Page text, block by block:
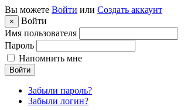
Вы можете Войти или Создать аккаунт
×
Войти
Имя пользователя
Пароль
Напомнить мне
Войти
Забыли пароль?
Забыли логин?